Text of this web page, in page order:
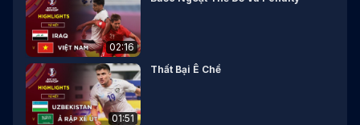
02:16
01:51
Thất Bại Ê Chề